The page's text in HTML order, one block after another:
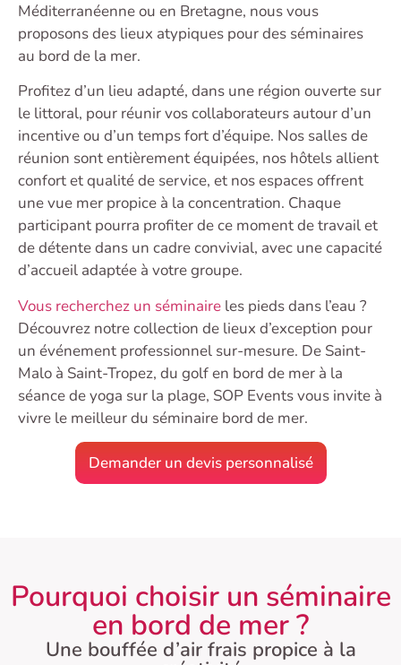
Méditerranéenne ou en Bretagne, nous vous
proposons des lieux atypiques pour des séminaires
au bord de la mer.
Profitez d’un lieu adapté, dans une région ouverte sur
le littoral, pour réunir vos collaborateurs autour d’un
incentive ou d’un temps fort d’équipe. Nos salles de
réunion sont entièrement équipées, nos hôtels allient
confort et qualité de service, et nos espaces offrent
une vue mer propice à la concentration. Chaque
participant pourra profiter de ce moment de travail et
de détente dans un cadre convivial, avec une capacité
d’accueil adaptée à votre groupe.
Vous recherchez un séminaire les pieds dans l’eau ?
Découvrez notre collection de lieux d’exception pour
un événement professionnel sur-mesure. De Saint-
Malo à Saint-Tropez, du golf en bord de mer à la
séance de yoga sur la plage, SOP Events vous invite à
vivre le meilleur du séminaire bord de mer.
Demander un devis personnalisé
Pourquoi choisir un séminaire
en bord de mer ?
Une bouffée d’air frais propice à la